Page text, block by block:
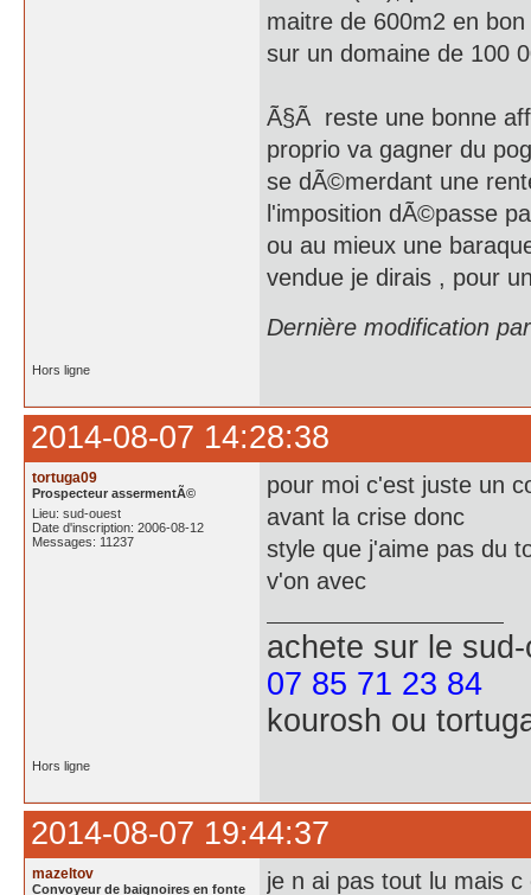
maitre de 600m2 en
sur un domaine de 100
Ã§Ã reste une bonne
proprio va gagner du
se dÃ©merdant une
l'imposition dÃ©passe
ou au mieux une
vendue je dirais , pour
Dernière modification
Hors ligne
2014-08-07 14:28:38
tortuga09
Prospecteur assermentÃ©
Lieu: sud-ouest
Date d'inscription: 2006-08-12
Messages: 11237
pour moi c'est juste un
avant la crise donc
style que j'aime pas du
v'on avec
achete sur le
07 85 71 23 84
kourosh ou
Hors ligne
2014-08-07 19:44:37
mazeltov
Convoyeur de baignoires en fonte
je n ai pas tout lu mais